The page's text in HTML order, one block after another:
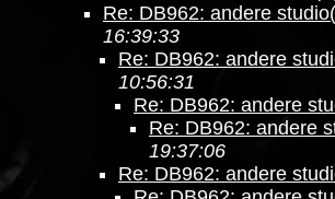
Re: DB962: andere
16:39:33
Re: DB962: andere
10:56:31
Re: DB962: andere
Re: DB962: andere
19:37:06
Re: DB962: andere